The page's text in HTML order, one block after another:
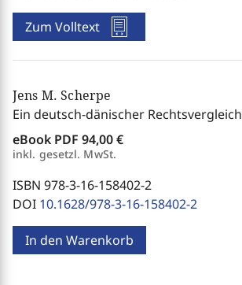
Zum Volltext
Jens M. Scherpe
Ein deutsch-dänischer Rechtsvergleich
eBook PDF 94,00 €
inkl. gesetzl. MwSt.
ISBN 978-3-16-158402-2
DOI 10.1628/978-3-16-158402-2
In den Warenkorb